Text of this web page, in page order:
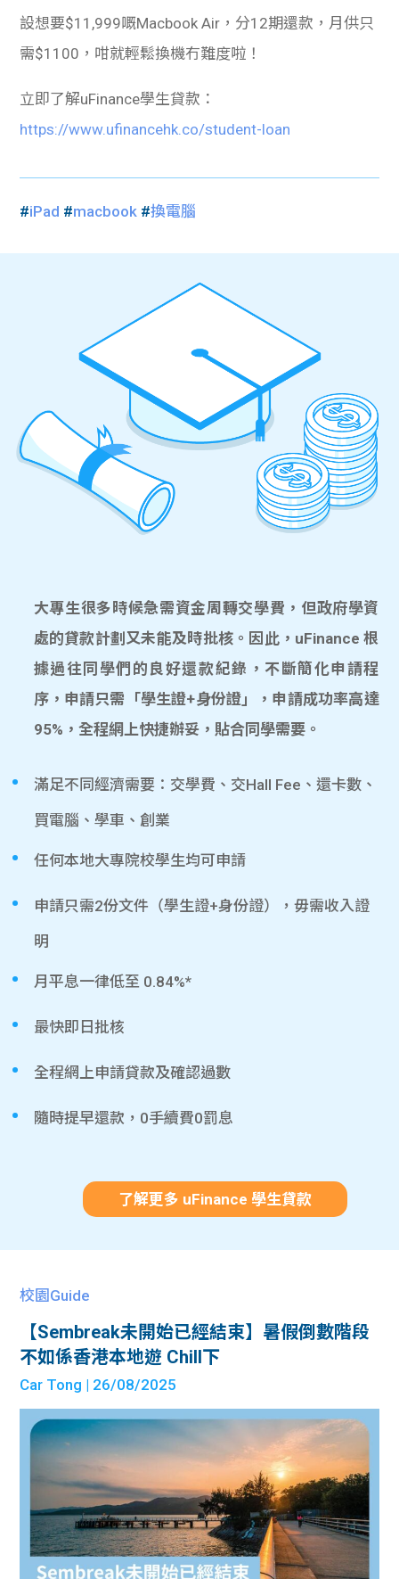
設想要$11,999嘅Macbook Air，分12期還款，月供只
需$1100，咁就輕鬆換機冇難度啦！
立即了解uFinance學生貸款：
https://www.ufinancehk.co/student-loan
#iPad #macbook #換電腦
大專生很多時候急需資金周轉交學費，但政府學資
處的貸款計劃又未能及時批核。因此，uFinance 根
據過往同學們的良好還款紀錄，不斷簡化申請程
序，申請只需「學生證+身份證」，申請成功率高達
95%，全程網上快捷辦妥，貼合同學需要。
滿足不同經濟需要：交學費、交Hall Fee、還卡數、
買電腦、學車、創業
任何本地大專院校學生均可申請
申請只需2份文件（學生證+身份證），毋需收入證
明
月平息一律低至 0.84%*
最快即日批核
全程網上申請貸款及確認過數
隨時提早還款，0手續費0罰息
了解更多 uFinance 學生貸款
校園Guide
【Sembreak未開始已經結束】暑假倒數階段
不如係香港本地遊 Chill下
Car Tong | 26/08/2025